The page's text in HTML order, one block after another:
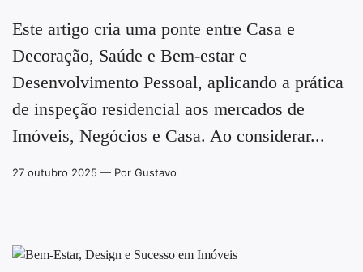
Este artigo cria uma ponte entre Casa e
Decoração, Saúde e Bem-estar e
Desenvolvimento Pessoal, aplicando a prática
de inspeção residencial aos mercados de
Imóveis, Negócios e Casa. Ao considerar...
27 outubro 2025 — Por Gustavo